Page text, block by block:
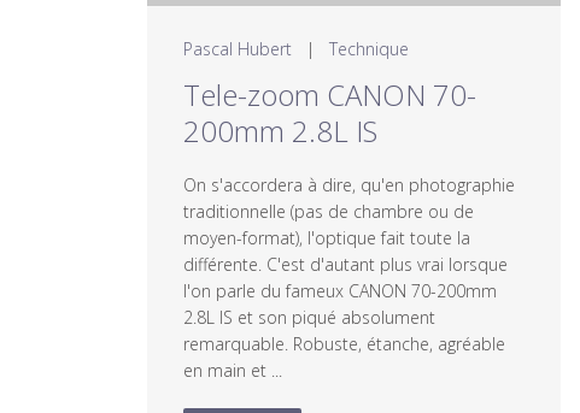
Pascal Hubert | Technique
Tele-zoom CANON 70-
200mm 2.8L IS
On s'accordera à dire, qu'en photographie
traditionnelle (pas de chambre ou de
moyen-format), l'optique fait toute la
différente. C'est d'autant plus vrai lorsque
l'on parle du fameux CANON 70-200mm
2.8L IS et son piqué absolument
remarquable. Robuste, étanche, agréable
en main et ...